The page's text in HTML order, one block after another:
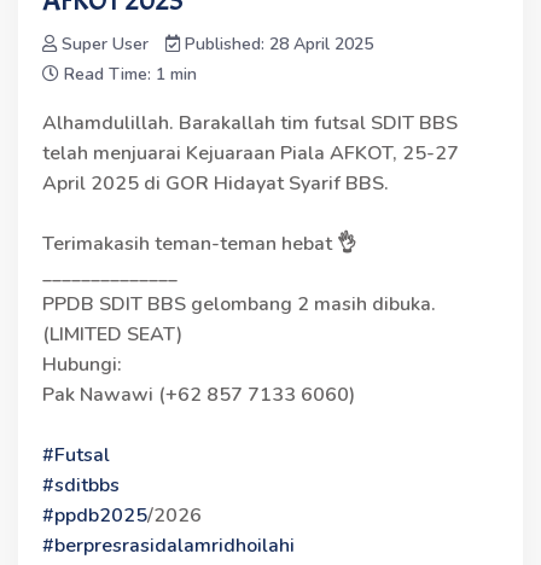
Super User
Published: 28 April 2025
Read Time: 1 min
Alhamdulillah. Barakallah tim futsal SDIT BBS
telah menjuarai Kejuaraan Piala AFKOT, 25-27
April 2025 di GOR Hidayat Syarif BBS.
Terimakasih teman-teman hebat 👌
______________
PPDB SDIT BBS gelombang 2 masih dibuka.
(LIMITED SEAT)
Hubungi:
Pak Nawawi (+62 857 7133 6060)
#Futsal
#sditbbs
#ppdb2025/2026
#berpresrasidalamridhoilahi